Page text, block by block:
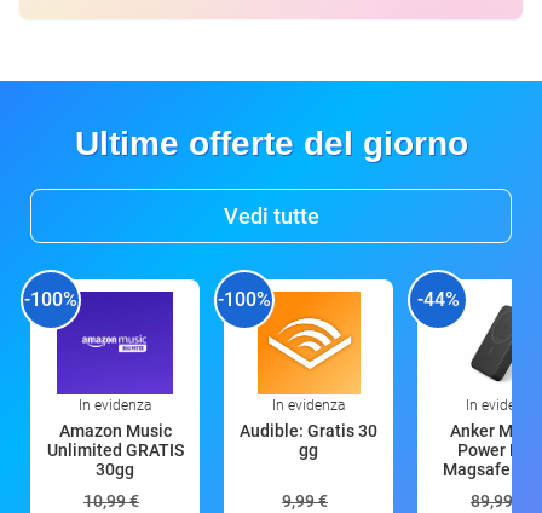
Ultime offerte del giorno
Vedi tutte
-100%
In evidenza
Amazon Music
Unlimited GRATIS
30gg
10,99 €
-100%
In evidenza
Audible: Gratis 30
gg
9,99 €
-44%
In evidenza
Anker
Power
Magsafe
89,99 €